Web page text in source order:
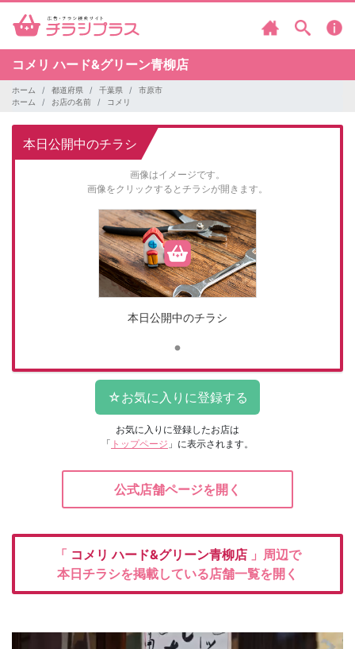
コメリハード&グリーン青柳店
ホーム 都道府県 千葉県
市原市
ホーム
お店の名前 コメリ
本日公開中のチラシ
画像はイメージです。
画像をクリックするとチラシが開きます。
本日公開中のチラシ
お気に入りに登録したお店は
「 トップページ 」に表示されます。
公式店舗ページを開く
「 コメリハード&グリーン青柳店 」周辺で
本日チラシを掲載している店舗一覧を開く